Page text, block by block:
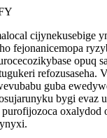
cijynekusebige
fejonanicemopa
opuq
refozusaseha.
guba
bygi evaz
oxalydod